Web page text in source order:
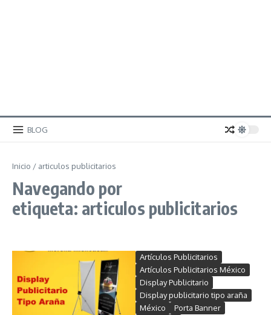
BLOG
Inicio / articulos publicitarios
Navegando por
etiqueta: articulos publicitarios
Artículos Publicitarios
Artículos Publicitarios México
Display Publicitario
Display publicitario tipo araña
México
Porta Banner